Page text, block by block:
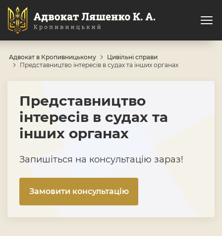
Адвокат в Кропивницькому
Цивільні справи
Представництво інтересів в судах та інших органах
Представництво
інтересів в судах та
інших органах
Запишіться на консультацію зараз!
Замовити консультацію